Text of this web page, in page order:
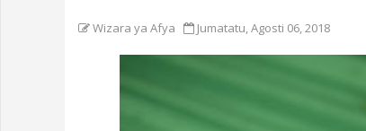
Wizara ya Afya Jumatatu, Agosti 06, 2018